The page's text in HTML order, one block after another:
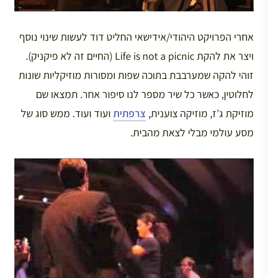
אחרי הפרויקט היהודי/אידישאי החליט דוד לעשות שינוי נוסף
ויצר את להקת Life is not a picnic (החיים זה לא פיקניק).
זוהי להקה שמערבבת בתוכה שפות ומסורות מוזיקליות שונות
לחלוטין, כאשר כל שיר מספר לנו סיפור אחר. תמצאו שם
מוזיקת ג’ז, מוזיקה צוענית, צרפתית ועוד ועוד. ממש סוג של
מסע עולמי מבלי לצאת מהבית.